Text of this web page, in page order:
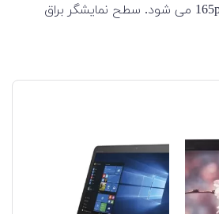
تراکم پیکسل مناسب 165ppi می شود. سطح نمایشگر براق